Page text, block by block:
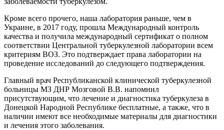
Кроме всего прочего, наша лаборатория раньше, чем в
Украине, в 2017 году, прошла Международный контроль
качества и получила международный сертификат о полном
соответствии Центральной туберкулезной лаборатории всем
критериям ВОЗ. Это подтверждает права лаборатории на
проведение исследований до следующего подтверждения.
Главный врач Республиканской клинической туберкулезной
больницы МЗ ДНР Мозговой В.В. напомнил
присутствующим, что лечение и диагностика туберкулеза в
Донецкой Народной Республике бесплатные, а также, что в
наличии имеют все необходимые материалы для диагностики
и лечения этого заболевания.